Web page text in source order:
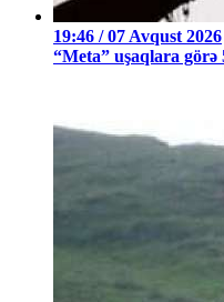
19:46 / 07 Avqust 2026
“Meta” uşaqlara